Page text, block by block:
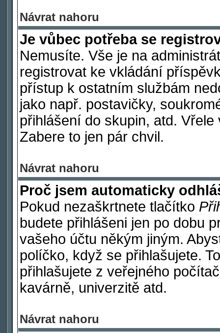
Návrat nahoru
Je vůbec potřeba se
Nemusíte. Vše je na
registrovat ke vkládání
přístup k ostatním službám
jako např. postavičky,
přihlášení do skupin, atd.
Zabere to jen pár chvil.
Návrat nahoru
Proč jsem automaticky
Pokud nezaškrtnete tlačítko
budete přihlášeni jen po dobu
vašeho účtu někým jiným.
políčko, když se přihlašujete.
přihlašujete z veřejného
kavárně, univerzitě atd.
Návrat nahoru